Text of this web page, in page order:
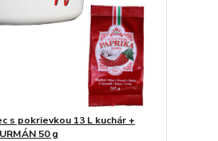
s pokrievkou 13 L kuchár +
50 g